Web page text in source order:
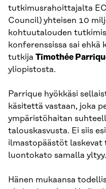
tutkimusrahoittajalta
Council) yhteisen 10
kohtuutalouden
konferenssissa sai
tutkija Timothée
yliopistosta.
Parrique hyökkäsi
käsitettä vastaan, joka
ympäristöhaitan
talouskasvusta. Ei siis
ilmastopäästöt laskevat
luontokato samalla yltyy.
Hänen mukaansa